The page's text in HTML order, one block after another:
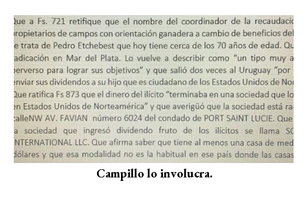
Campillo lo involucra.